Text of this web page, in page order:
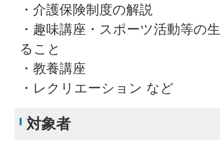
・介護保険制度の解説
・趣味講座・スポーツ活動等の
ること
・教養講座
・レクリエーション など
対象者